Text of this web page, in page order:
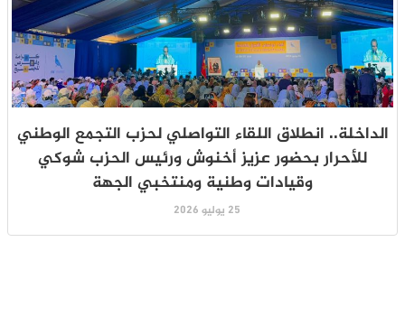
الداخلة.. انطلاق اللقاء التواصلي لحزب التجمع الوطني
للأحرار بحضور عزيز أخنوش ورئيس الحزب شوكي
وقيادات وطنية ومنتخبي الجهة
25 يوليو 2026